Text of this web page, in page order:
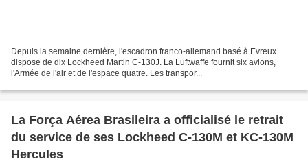
Depuis la semaine dernière, l'escadron franco-allemand basé à Evreux
dispose de dix Lockheed Martin C-130J. La Luftwaffe fournit six avions,
l'Armée de l'air et de l'espace quatre. Les transpor...
La Força Aérea Brasileira a officialisé le retrait
du service de ses Lockheed C-130M et KC-130M
Hercules